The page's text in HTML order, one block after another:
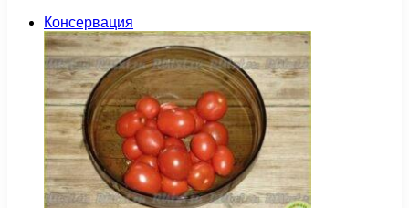
Консервация